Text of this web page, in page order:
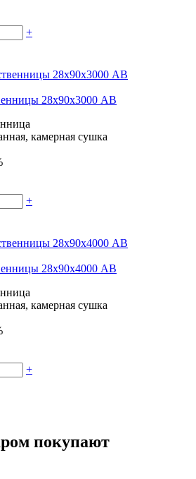
+
28х90х3000 AB
камерная сушка
+
28х90х4000 AB
камерная сушка
+
покупают